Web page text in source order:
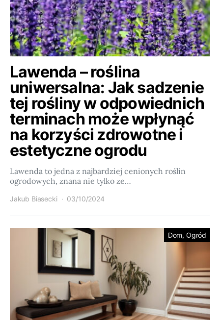
Lawenda – roślina
uniwersalna: Jak sadzenie
tej rośliny w odpowiednich
terminach może wpłynąć
na korzyści zdrowotne i
estetyczne ogrodu
Lawenda to jedna z najbardziej cenionych roślin
ogrodowych, znana nie tylko ze…
Jakub Biasecki 03/10/2024
Dom, Ogród